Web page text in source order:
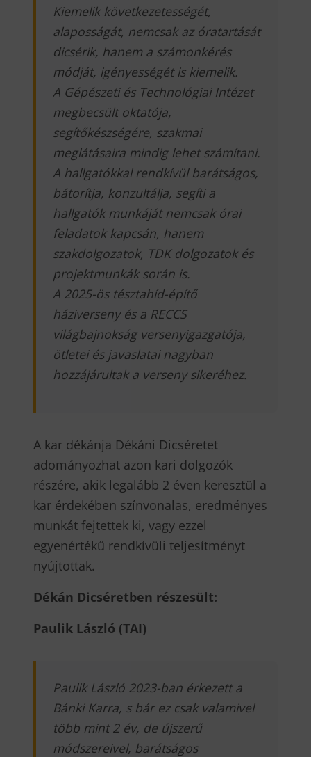
Kiemelik következetességét,
alaposságát, nemcsak az óratartását
dicsérik, hanem a számonkérés
módját, igényességét is kiemelik.
A Gépészeti és Technológiai Intézet
megbecsült oktatója,
segítőkészségére, szakmai
meglátásaira mindig lehet számítani.
A hallgatókkal rendkívül barátságos,
bátorítja, konzultálja, segíti a
hallgatók munkáját nemcsak órai
feladatok kapcsán, hanem
szakdolgozatok, TDK dolgozatok és
projektmunkák során is.
A 2025-ös tésztahíd-építő
háziverseny és a RECCS
világbajnokság versenyigazgatója,
ötletei és javaslatai nagyban
hozzájárultak a verseny sikeréhez.
A kar dékánja Dékáni Dicséretet
adományozhat azon kari dolgozók
részére, akik legalább 2 éven keresztül a
kar érdekében színvonalas, eredményes
munkát fejtettek ki, vagy ezzel
egyenértékű rendkívüli teljesítményt
nyújtottak.
Dékán Dicséretben részesült:
Paulik László (TAI)
Paulik László 2023-ban érkezett a
Bánki Karra, s bár ez csak valamivel
több mint 2 év, de újszerű
módszereivel, barátságos